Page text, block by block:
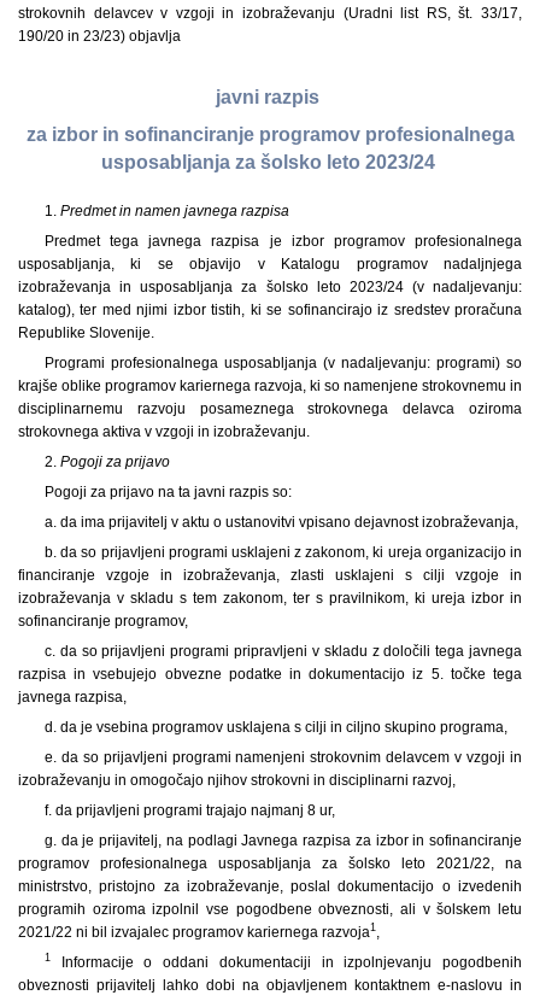
strokovnih delavcev v vzgoji in izobraževanju (Uradni list RS, št. 33/17,
190/20 in 23/23) objavlja
javni razpis
za izbor in sofinanciranje programov profesionalnega
usposabljanja za šolsko leto 2023/24
1. Predmet in namen javnega razpisa
Predmet tega javnega razpisa je izbor programov profesionalnega
usposabljanja, ki se objavijo v Katalogu programov nadaljnjega
izobraževanja in usposabljanja za šolsko leto 2023/24 (v nadaljevanju:
katalog), ter med njimi izbor tistih, ki se sofinancirajo iz sredstev proračuna
Republike Slovenije.
Programi profesionalnega usposabljanja (v nadaljevanju: programi) so
krajše oblike programov kariernega razvoja, ki so namenjene strokovnemu in
disciplinarnemu razvoju posameznega strokovnega delavca oziroma
strokovnega aktiva v vzgoji in izobraževanju.
2. Pogoji za prijavo
Pogoji za prijavo na ta javni razpis so:
a. da ima prijavitelj v aktu o ustanovitvi vpisano dejavnost izobraževanja,
b. da so prijavljeni programi usklajeni z zakonom, ki ureja organizacijo in
financiranje vzgoje in izobraževanja, zlasti usklajeni s cilji vzgoje in
izobraževanja v skladu s tem zakonom, ter s pravilnikom, ki ureja izbor in
sofinanciranje programov,
c. da so prijavljeni programi pripravljeni v skladu z določili tega javnega
razpisa in vsebujejo obvezne podatke in dokumentacijo iz 5. točke tega
javnega razpisa,
d. da je vsebina programov usklajena s cilji in ciljno skupino programa,
e. da so prijavljeni programi namenjeni strokovnim delavcem v vzgoji in
izobraževanju in omogočajo njihov strokovni in disciplinarni razvoj,
f. da prijavljeni programi trajajo najmanj 8 ur,
g. da je prijavitelj, na podlagi Javnega razpisa za izbor in sofinanciranje
programov profesionalnega usposabljanja za šolsko leto 2021/22, na
ministrstvo, pristojno za izobraževanje, poslal dokumentacijo o izvedenih
programih oziroma izpolnil vse pogodbene obveznosti, ali v šolskem letu
2021/22 ni bil izvajalec programov kariernega razvoja1,
1Informacije o oddani dokumentaciji in izpolnjevanju pogodbenih
obveznosti prijavitelj lahko dobi na objavljenem kontaktnem e-naslovu in